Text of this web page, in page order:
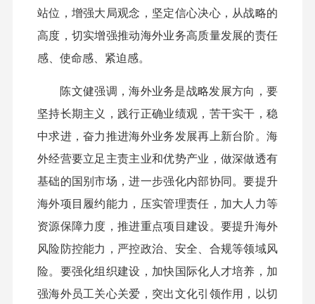
站位，增强大局观念，坚定信心决心，从战略的
高度，切实增强推动海外业务高质量发展的责任
感、使命感、紧迫感。
陈文健强调，海外业务是战略发展方向，要
坚持长期主义，践行正确业绩观，苦干实干，稳
中求进，奋力推进海外业务发展再上新台阶。海
外经营要立足主责主业和优势产业，做深做透有
基础的国别市场，进一步强化内部协同。要提升
海外项目履约能力，压实管理责任，加大人力等
资源保障力度，推进重点项目建设。要提升海外
风险防控能力，严控政治、安全、合规等领域风
险。要强化组织建设，加快国际化人才培养，加
强海外员工关心关爱，突出文化引领作用，以切